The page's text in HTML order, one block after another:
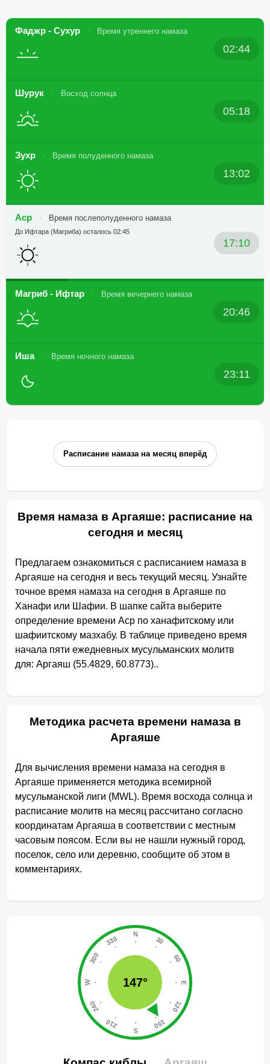
Фаджр - Сухур Время утреннего намаза
02:44
Шурук Восход солнца
05:18
Зухр Время полуденного намаза
13:02
Аср Время послеполуденного намаза
17:10
До Ифтара (Магриба) осталось 02:45
Магриб - Ифтар Время вечернего намаза
20:46
Иша Время ночного намаза
23:11
Расписание намаза на месяц вперёд
Время намаза в Аргаяше: расписание на
сегодня и месяц
Предлагаем ознакомиться с расписанием намаза в
Аргаяше на сегодня и весь текущий месяц. Узнайте
точное время намаза на сегодня в Аргаяше по
Ханафи или Шафии. В шапке сайта выберите
определение времени Аср по ханафитскому или
шафиитскому мазхабу. В таблице приведено время
начала пяти ежедневных мусульманских молитв
для: Аргаяш (55.4829, 60.8773)..
Методика расчета времени намаза в
Аргаяше
Для вычисления времени намаза на сегодня в
Аргаяше применяется методика всемирной
мусульманской лиги (MWL). Время восхода солнца и
расписание молитв на месяц рассчитано согласно
координатам Аргаяша в соответствии с местным
часовым поясом. Если вы не нашли нужный город,
поселок, село или деревню, сообщите об этом в
комментариях.
147°